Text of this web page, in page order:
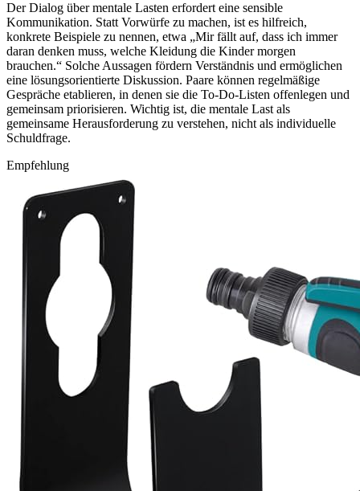
Der Dialog über mentale Lasten erfordert eine sensible
Kommunikation. Statt Vorwürfe zu machen, ist es hilfreich,
konkrete Beispiele zu nennen, etwa „Mir fällt auf, dass ich immer
daran denken muss, welche Kleidung die Kinder morgen
brauchen.“ Solche Aussagen fördern Verständnis und ermöglichen
eine lösungsorientierte Diskussion. Paare können regelmäßige
Gespräche etablieren, in denen sie die To-Do-Listen offenlegen und
gemeinsam priorisieren. Wichtig ist, die mentale Last als
gemeinsame Herausforderung zu verstehen, nicht als individuelle
Schuldfrage.
Empfehlung